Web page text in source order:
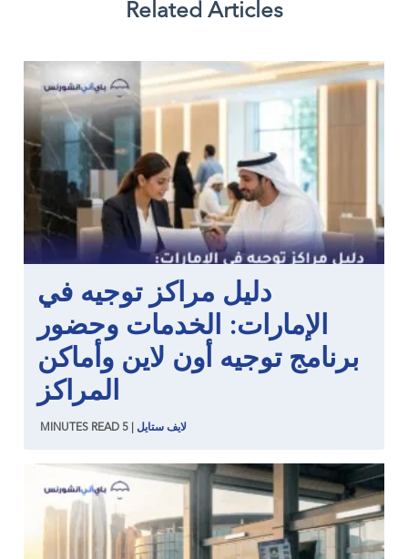
Related Articles
دليل مراكز توجيه في
الإمارات: الخدمات وحضور
برنامج توجيه أون لاين وأماكن
المراكز
لايف ستايل 5
MINUTES READ